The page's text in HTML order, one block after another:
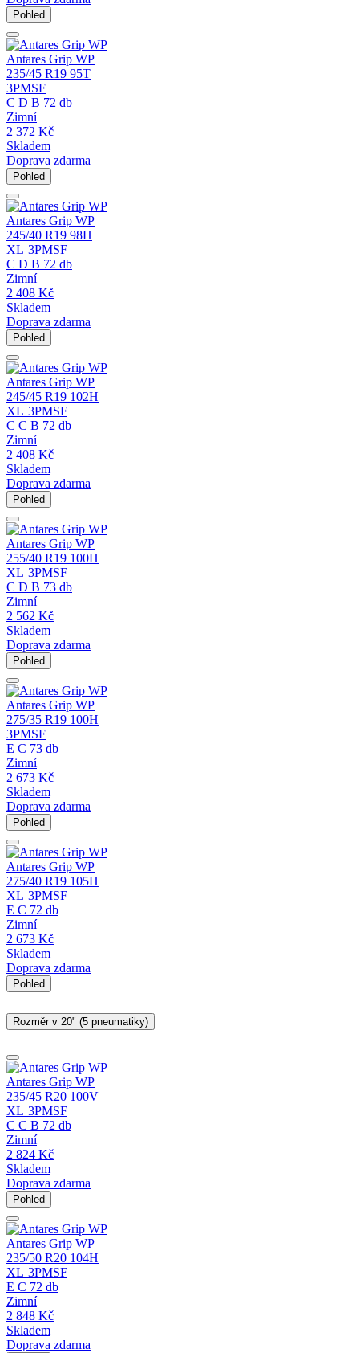
Pohled
Antares Grip WP
235/45 R19 95T
3PMSF
C D B 72 db
Zimní
2 372 Kč
Skladem
Doprava zdarma
Pohled
Antares Grip WP
245/40 R19 98H
XL 3PMSF
C D B 72 db
Zimní
2 408 Kč
Skladem
Doprava zdarma
Pohled
Antares Grip WP
245/45 R19 102H
XL 3PMSF
C C B 72 db
Zimní
2 408 Kč
Skladem
Doprava zdarma
Pohled
Antares Grip WP
255/40 R19 100H
XL 3PMSF
C D B 73 db
Zimní
2 562 Kč
Skladem
Doprava zdarma
Pohled
Antares Grip WP
275/35 R19 100H
3PMSF
E C 73 db
Zimní
2 673 Kč
Skladem
Doprava zdarma
Pohled
Antares Grip WP
275/40 R19 105H
XL 3PMSF
E C 72 db
Zimní
2 673 Kč
Skladem
Doprava zdarma
Pohled
Rozměr v 20" (5 pneumatiky)
Antares Grip WP
235/45 R20 100V
XL 3PMSF
C C B 72 db
Zimní
2 824 Kč
Skladem
Doprava zdarma
Pohled
Antares Grip WP
235/50 R20 104H
XL 3PMSF
E C 72 db
Zimní
2 848 Kč
Skladem
Doprava zdarma